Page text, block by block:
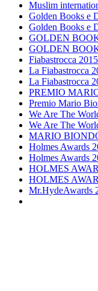
Muslim
Golden Books e
Golden Books e
GOLDEN
GOLDEN
Fiabastrocca
La Fiabastrocca
La Fiabastrocca
PREMIO
Premio Mario
We Are The
We Are The
MARIO
Holmes Awards
Holmes Awards
HOLMES
HOLMES
Mr.HydeAwards